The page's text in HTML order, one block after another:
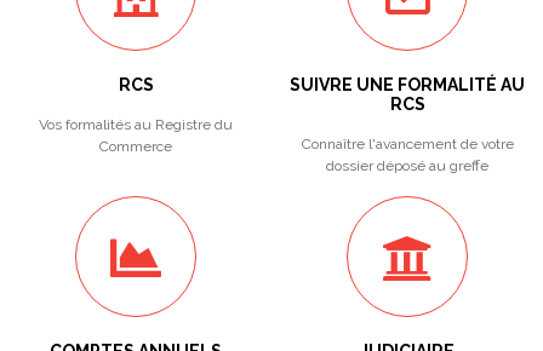
RCS
Vos formalités au Registre du
Commerce
SUIVRE UNE FORMALITÉ AU
RCS
Connaître l'avancement de votre
dossier déposé au greffe